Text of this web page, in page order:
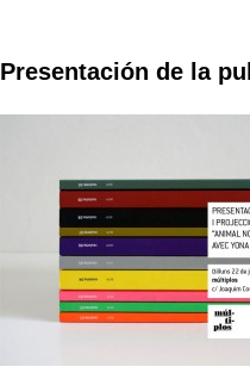
Presentación de la